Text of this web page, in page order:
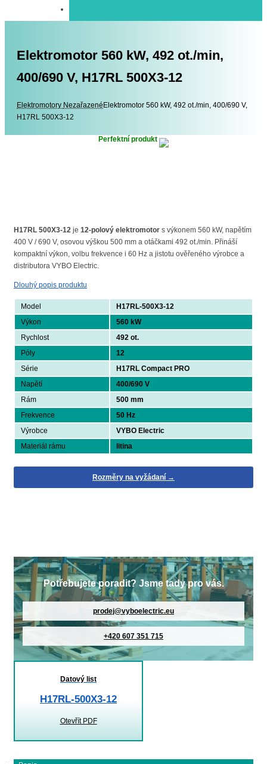
Elektromotor 560 kW, 492 ot./min,
400/690 V, H17RL 500X3-12
Elektromotory Elektromotory
Nezařazené Elektromotor 560 kW, 492 ot./min, 400/690 V,
H17RL 500X3-12
Perfektní produkt
H17RL 500X3-12 je 12-polový elektromotor s výkonem 560 kW, napětím
400 V / 690 V, osovou výškou 500 mm a otáčkami 492 ot./min. Přináší
kompaktní výkon, volbu frekvence i 60 Hz a jistotu ověřeného výrobce a
distributora VYBO Electric.
Dlouhý popis produktu
Model
H17RL-500X3-12
Výkon
560 kW
Rychlost
492 ot.
Póly
12
Série
H17RL Compact PRO
Napětí
400/690 V
Rám
500 mm
Frekvence
50 Hz
Výrobce
VYBO Electric
Materiál rámu
litina
Rozměry na vyžádaní →
Potřebujete poradit? Jsme tady pro vás.
prodej@vyboelectric.eu
+420 607 351 715
Datový list
H17RL-500X3-12
Otevřít PDF